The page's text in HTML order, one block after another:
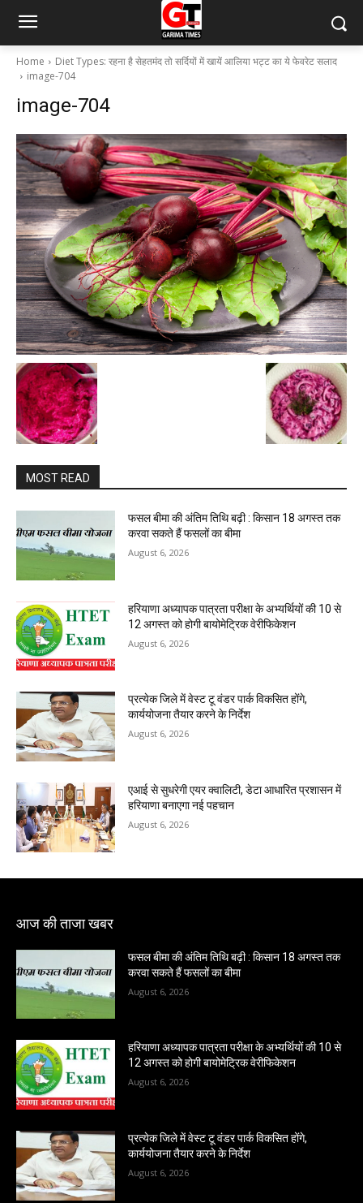
Home
Diet Types: रहना है सेहतमंद तो सर्दियों में खायें आलिया भट्ट का ये फेवरेट सलाद
image-704
image-704
MOST READ
फसल बीमा की अंतिम तिथि बढ़ी : किसान 18 अगस्त तक
करवा सकते हैं फसलों का बीमा
August 6, 2026
हरियाणा अध्यापक पात्रता परीक्षा के अभ्यर्थियों की 10 से
12 अगस्त को होगी बायोमेट्रिक वेरीफिकेशन
August 6, 2026
प्रत्येक जिले में वेस्ट टू वंडर पार्क विकसित होंगे,
कार्ययोजना तैयार करने के निर्देश
August 6, 2026
एआई से सुधरेगी एयर क्वालिटी, डेटा आधारित प्रशासन में
हरियाणा बनाएगा नई पहचान
August 6, 2026
आज की ताजा खबर
फसल बीमा की अंतिम तिथि बढ़ी : किसान 18 अगस्त तक
करवा सकते हैं फसलों का बीमा
August 6, 2026
हरियाणा अध्यापक पात्रता परीक्षा के अभ्यर्थियों की 10 से
12 अगस्त को होगी बायोमेट्रिक वेरीफिकेशन
August 6, 2026
प्रत्येक जिले में वेस्ट टू वंडर पार्क विकसित होंगे,
कार्ययोजना तैयार करने के निर्देश
August 6, 2026